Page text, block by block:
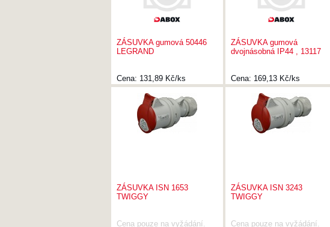
ZÁSUVKA gumová 50446
LEGRAND
Cena: 131,89 Kč/ks
ZÁSUVKA gumová
dvojnásobná IP44 , 13117
Cena: 169,13 Kč/ks
ZÁSUVKA ISN 1653
TWIGGY
Cena pouze na vyžádání.
ZÁSUVKA ISN 3243
TWIGGY
Cena pouze na vyžádání.